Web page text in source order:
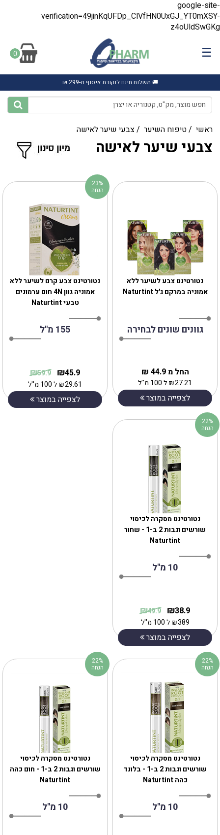
google-site-
verification=49jinKqUFDp_ClVfHN0UxGJ_YT0mXSY-
z4oUldSwGKg
☰
0
🚚 משלוח חינם לנקודת איסוף מ-299 ₪
ראשי /טיפוח השיער /צבעי שיער לאישה
צבעי שיער לאישה
נטורטינט צבע קרם לשיער ללא
אמוניה גוון 4N חום ערמונים
טבעי Naturtint
155 מ''ל
45.9
₪
59.9
₪
29.61
₪ל 100 מ''ל
לצפייה במוצר
23%
הנחה
נטורטינט צבע לשיער ללא
אמוניה במרקם ג'ל Naturtint
גוונים שונים לבחירה
החל מ 44.9 ₪
27.21
₪ל 100 מ''ל
לצפייה במוצר
נטורטינט מסקרה לכיסוי
שורשים וגבות 2 ב-1 - שחור
Naturtint
10 מ"ל
38.9
₪
49.9
₪
389
₪ל 100 מ''ל
לצפייה במוצר
22%
הנחה
נטורטינט מסקרה לכיסוי
שורשים וגבות 2 ב-1 - חום כהה
Naturtint
10 מ"ל
22%
הנחה
נטורטינט מסקרה לכיסוי
שורשים וגבות 2 ב-1 - בלונד
כהה Naturtint
10 מ"ל
22%
הנחה